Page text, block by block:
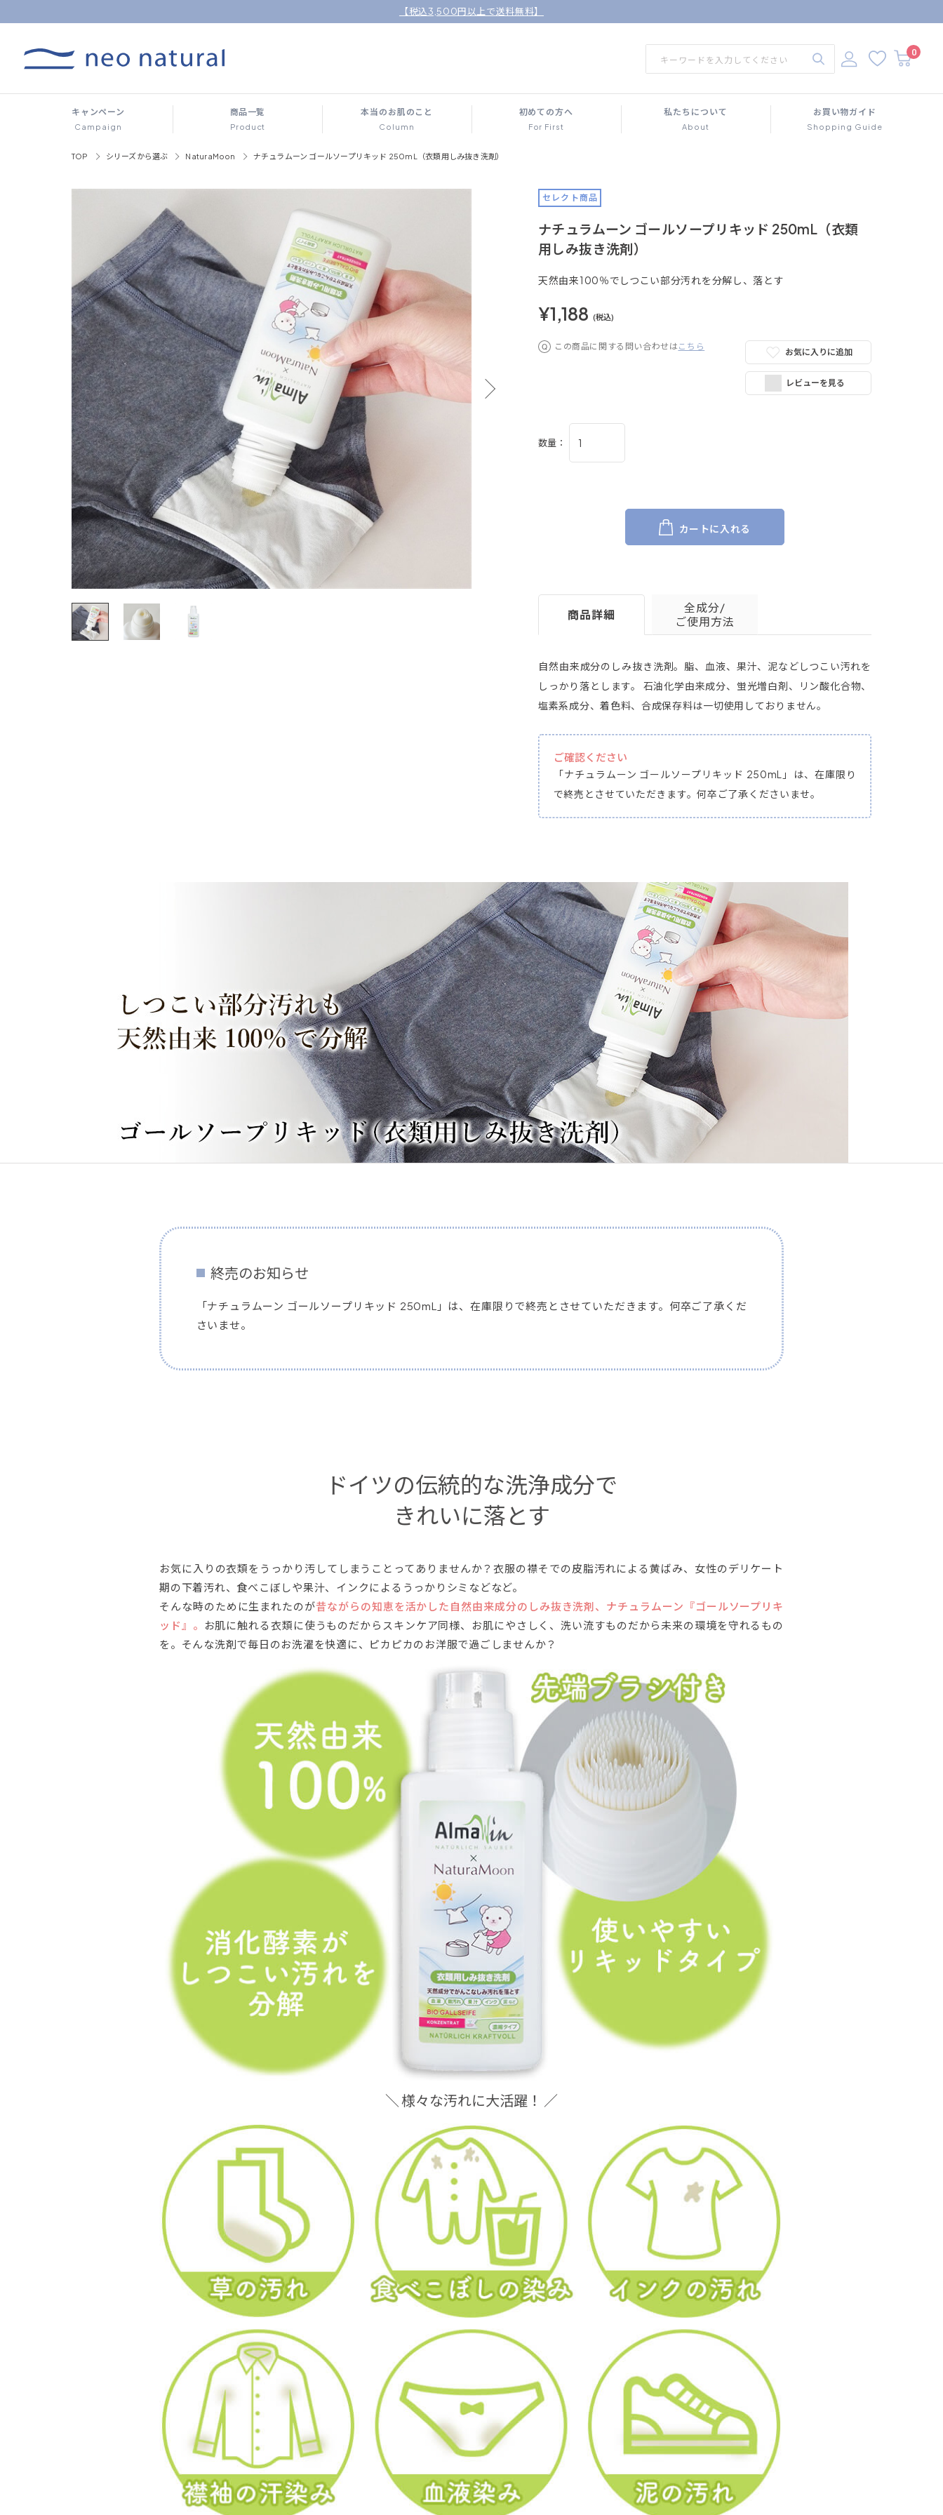
【税込3,500円以上で送料無料】
0
キャンペーン
Campaign
商品一覧
Product
本当のお肌のこと
Column
初めての方へ
For First
私たちについて
About
お買い物ガイド
Shopping Guide
TOP シリーズから選ぶ NaturaMoon ナチュラムーン ゴールソープリキッド 250mL（衣類用しみ抜き洗剤）
セレクト商品
ナチュラムーン ゴールソープリキッド 250mL（衣類
用しみ抜き洗剤）
天然由来100％でしつこい部分汚れを分解し、落とす
¥1,188 (税込)
この商品に関する問い合わせは こちら
お気に入りに追加
レビューを見る
数量：
カートに入れる
商品詳細
全成分/
ご使用方法
自然由来成分のしみ抜き洗剤。脂、血液、果汁、泥などしつこい汚れを
しっかり落とします。 石油化学由来成分、蛍光増白剤、リン酸化合物、
塩素系成分、着色料、合成保存料は一切使用しておりません。
ご確認ください
「ナチュラムーン ゴールソープリキッド 250mL」は、在庫限り
で終売とさせていただきます。何卒ご了承くださいませ。
終売のお知らせ
「ナチュラムーン ゴールソープリキッド 250mL」は、在庫限りで終売とさせていただきます。何卒ご了承くだ
さいませ。
ドイツの伝統的な洗浄成分で
きれいに落とす
お気に入りの衣類をうっかり汚してしまうことってありませんか？衣服の襟そでの皮脂汚れによる黄ばみ、女性のデリケート
期の下着汚れ、食べこぼしや果汁、インクによるうっかりシミなどなど。
そんな時のために生まれたのが昔ながらの知恵を活かした自然由来成分のしみ抜き洗剤、ナチュラムーン『ゴールソープリキ
ッド』。
お肌に触れる衣類に使うものだからスキンケア同様、お肌にやさしく、洗い流すものだから未来の環境を守れるもの
を。そんな洗剤で毎日のお洗濯を快適に、ピカピカのお洋服で過ごしませんか？
＼ 様々な汚れに大活躍！ ／